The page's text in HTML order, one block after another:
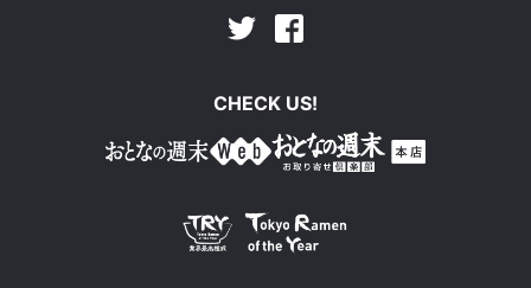
Twitter
CHECK US!